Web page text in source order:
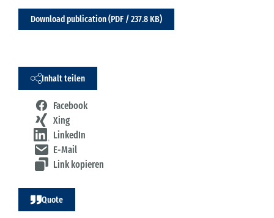
Download publication (PDF / 237.8 KB)
Inhalt teilen
Facebook
Xing
LinkedIn
E-Mail
Link kopieren
Quote